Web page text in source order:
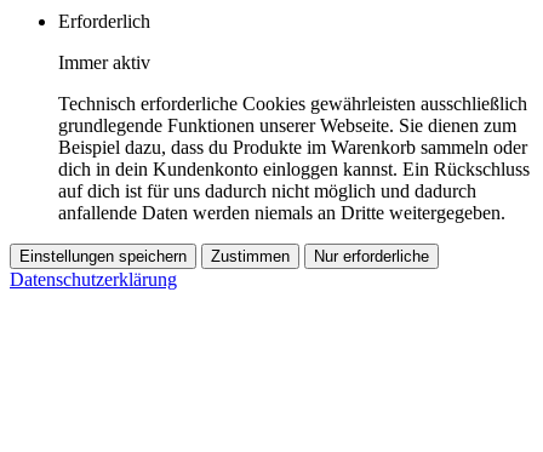
Erforderlich
Immer aktiv
Technisch erforderliche Cookies gewährleisten ausschließlich
grundlegende Funktionen unserer Webseite. Sie dienen zum
Beispiel dazu, dass du Produkte im Warenkorb sammeln oder
dich in dein Kundenkonto einloggen kannst. Ein Rückschluss
auf dich ist für uns dadurch nicht möglich und dadurch
anfallende Daten werden niemals an Dritte weitergegeben.
Einstellungen speichern Zustimmen Nur erforderliche
Datenschutzerklärung